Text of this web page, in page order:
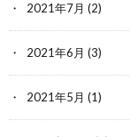
2021年7月 (2)
2021年6月 (3)
2021年5月 (1)